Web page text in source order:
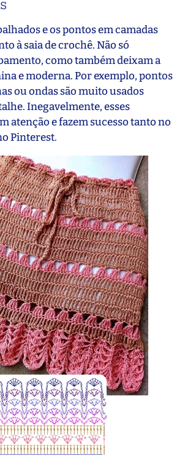
e os pontos em camadas
à saia de crochê. Não só
como também deixam a
e moderna. Por exemplo, pontos
ou ondas são muito usados
Inegavelmente, esses
atenção e fazem sucesso tanto no
Pinterest.